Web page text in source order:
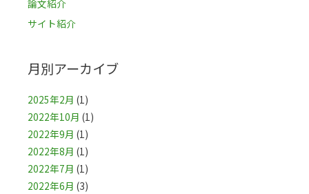
論文紹介
サイト紹介
月別アーカイブ
2025年2月 (1)
2022年10月 (1)
2022年9月 (1)
2022年8月 (1)
2022年7月 (1)
2022年6月 (3)